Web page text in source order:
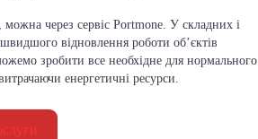
через сервіс Portmone. У складних і
відновлення роботи об’єктів
зробити все необхідне для нормального
енергетичні ресурси.